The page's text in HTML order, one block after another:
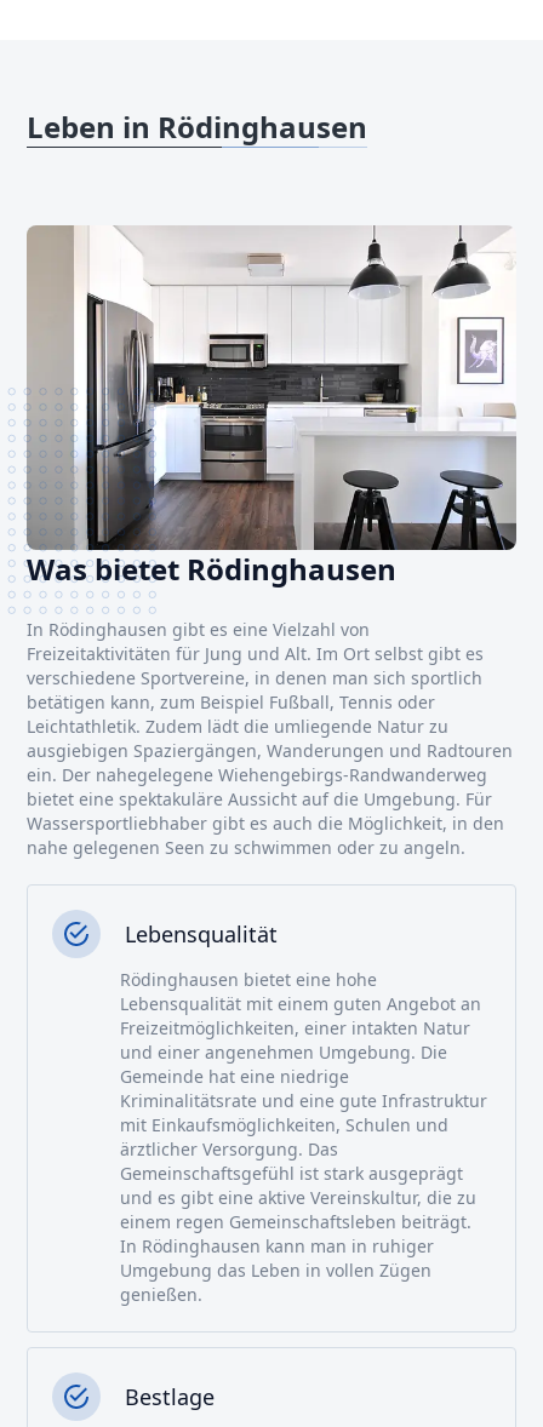
Leben in Rödinghausen
Was bietet Rödinghausen
In Rödinghausen gibt es eine Vielzahl von
Freizeitaktivitäten für Jung und Alt. Im Ort selbst gibt es
verschiedene Sportvereine, in denen man sich sportlich
betätigen kann, zum Beispiel Fußball, Tennis oder
Leichtathletik. Zudem lädt die umliegende Natur zu
ausgiebigen Spaziergängen, Wanderungen und Radtouren
ein. Der nahegelegene Wiehengebirgs-Randwanderweg
bietet eine spektakuläre Aussicht auf die Umgebung. Für
Wassersportliebhaber gibt es auch die Möglichkeit, in den
nahe gelegenen Seen zu schwimmen oder zu angeln.
Lebensqualität
Rödinghausen bietet eine hohe
Lebensqualität mit einem guten Angebot an
Freizeitmöglichkeiten, einer intakten Natur
und einer angenehmen Umgebung. Die
Gemeinde hat eine niedrige
Kriminalitätsrate und eine gute Infrastruktur
mit Einkaufsmöglichkeiten, Schulen und
ärztlicher Versorgung. Das
Gemeinschaftsgefühl ist stark ausgeprägt
und es gibt eine aktive Vereinskultur, die zu
einem regen Gemeinschaftsleben beiträgt.
In Rödinghausen kann man in ruhiger
Umgebung das Leben in vollen Zügen
genießen.
Bestlage